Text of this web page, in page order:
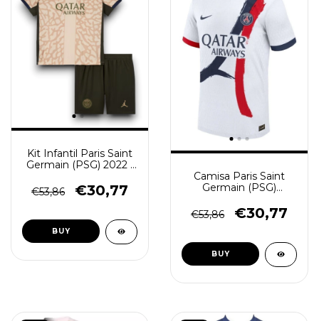
Kit Infantil Paris Saint
Germain (PSG) 2022 -
€53,86
€30,77
BUY
Camisa Paris Saint
Germain (PSG)
Masculino - Branca
€53,86 €30,77
BUY